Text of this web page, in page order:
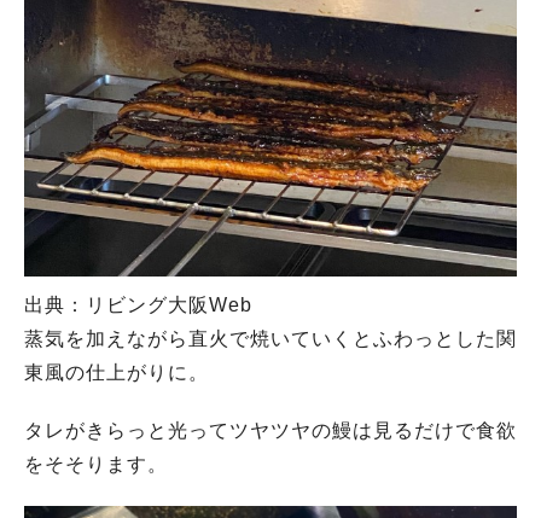
出典：リビング大阪Web
蒸気を加えながら直火で焼いていくとふわっとした関
東風の仕上がりに。
タレがきらっと光ってツヤツヤの鰻は見るだけで食欲
をそそります。